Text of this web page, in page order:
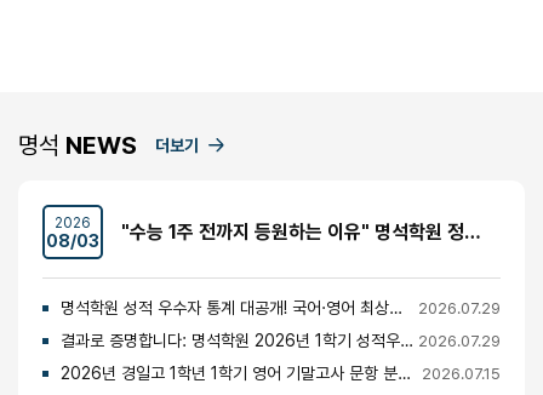
명석 NEWS 더보기
2026
08/03 "수능 1주 전까지 등원하는 이유" 명석학원 정시반 개강 안내 (성수고·경일고·무학여고·대광고 등)
명석학원 성적 우수자 통계 대공개! 국어·영어 최상위권의 비밀 2026.07.29
결과로 증명합니다: 명석학원 2026년 1학기 성적우수자 명단 공개 2026.07.29
2026년 경일고 1학년 1학기 영어 기말고사 문항 분석 및 총평 2026.07.15